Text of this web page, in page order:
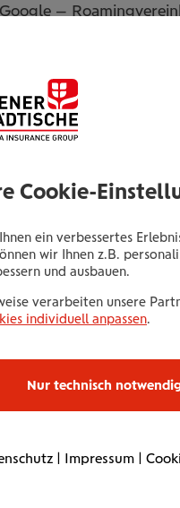
—
etc.)
folgende
Cookie-
ein verbessertes
wir Ihnen z.B.
und ausbauen.
verarbeiten unsere
individuell anpassen.
Nur technisch
| Impressum |